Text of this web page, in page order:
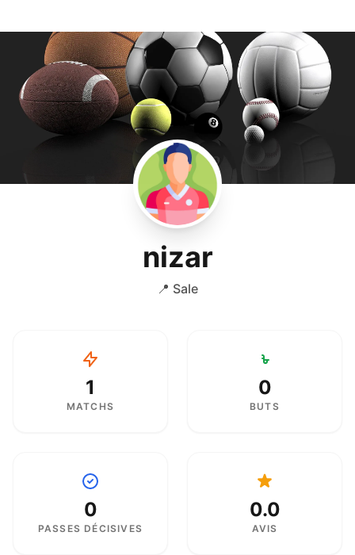
nizar
📍 Sale
1
MATCHS
0
BUTS
0
PASSES DÉCISIVES
0.0
AVIS